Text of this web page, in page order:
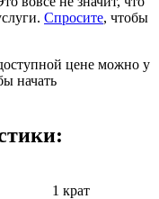
Спросите, чтобы
цене можно у
начать
1 крат